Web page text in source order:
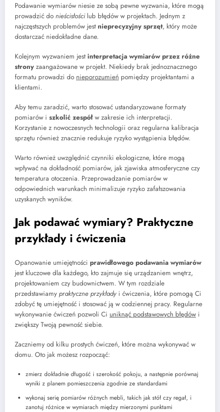
Podawanie wymiarów niesie ze sobą pewne wyzwania, które mogą
prowadzić do nieścisłościlub błędów w projektach. Jednym z
najczęstszych problemów jestnieprecyzyjny sprzęt, który może
dostarczać niedokładne dane.
Kolejnym wyzwaniem jestinterpretacja wymiarów przez różne
strony zaangażowane w projekt. Niekiedy brak jednoznacznego
formatu prowadzi do nieporozumień pomiędzy projektantami a
klientami.
Aby temu zaradzić, warto stosować ustandaryzowane formaty
pomiarów i szkolić zespółw zakresie ich interpretacji.
Korzystanie z nowoczesnych technologii oraz regularna kalibracja
sprzętu również znacznie redukuje ryzyko wystąpienia błędów.
Warto również uwzględnić czynniki ekologiczne, które mogą
wpływać na dokładność pomiarów, jak zjawiska atmosferyczne czy
temperatura otoczenia. Przeprowadzanie pomiarów w
odpowiednich warunkach minimalizuje ryzyko zafałszowania
uzyskanych wyników.
Jak podawać wymiary? Praktyczne
przykłady i ćwiczenia
Opanowanie umiejętności prawidłowego podawania wymiarów
jest kluczowe dla każdego, kto zajmuje się urządzaniem wnętrz,
projektowaniem czy budownictwem. W tym rozdziale
przedstawiamy praktyczne przykłady i ćwiczenia, które pomogą Ci
zdobyć tę umiejętność i stosować ją w codziennej pracy. Regularne
wykonywanie ćwiczeń pozwoli Ci uniknąć podstawowych błędów i
zwiększy Twoją pewność siebie.
Zaczniemy od kilku prostych ćwiczeń, które można wykonywać w
domu. Oto jak możesz rozpocząć:
zmierz dokładnie długość i szerokość pokoju, a następnie porównaj
wyniki z planem pomieszczenia zgodnie ze standardami
wykonaj serię pomiarów różnych mebli, takich jak stół czy regał, i
zanotuj różnice w wymiarach między mierzonymi punktami